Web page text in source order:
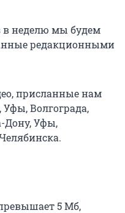
неделю мы будем
редакционными
присланные нам
Волгограда,
Дону, Уфы,
5 Мб,